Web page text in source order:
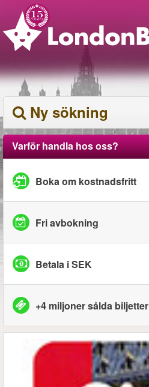
Ny sökning
Varför handla hos oss?
Boka om kostnadsfritt
Fri avbokning
Betala i SEK
+4 miljoner sålda biljetter